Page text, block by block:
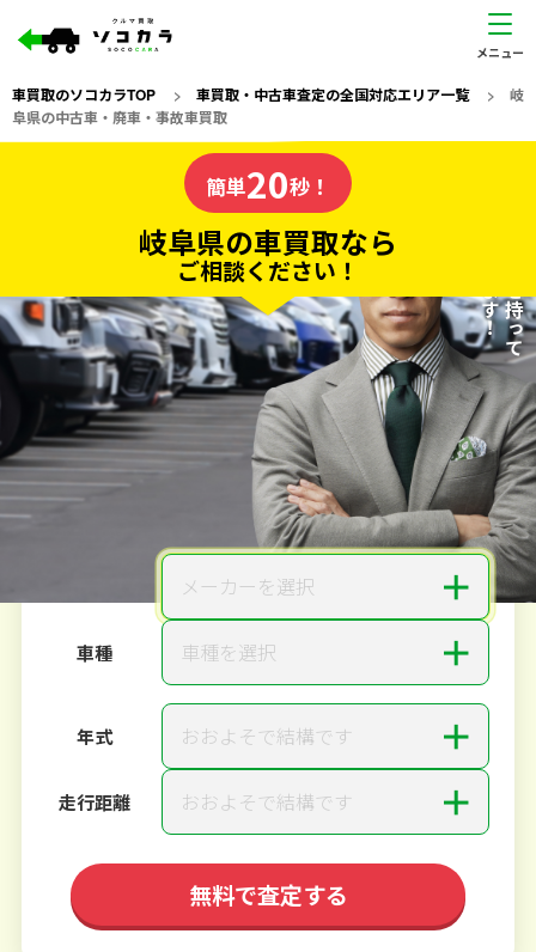
車買取のソコカラTOP > 車買取・中古車査定の全国対応エリア一覧> 岐
阜県の中古車・廃車・事故車買取
の車買取なら
ソコカラの
電話か出張か、高い方の査定を提案。
だから高価買取!
私たちが責任を持って
査定いたします！
簡単20秒！
岐阜県の車買取なら
ご相談ください！
20秒で入力完了！
無料で カンタンWeb査定
ご依頼いただいたお車を丁寧に査定いたします
メーカーを選択 ＋
車種 車種を選択 ＋
年式 おおよそで結構です ＋
走行距離 おおよそで結構です ＋
無料で査定する